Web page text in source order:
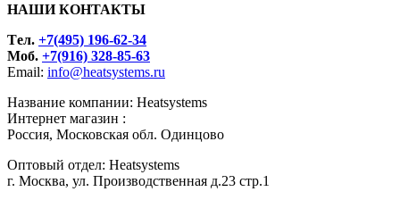
НАШИ КОНТАКТЫ
Tел. +7(495) 196-62-34
Моб. +7(916) 328-85-63
Email: info@heatsystems.ru
Название компании: Heatsystems
Интернет магазин :
Россия, Московская обл. Одинцово
Оптовый отдел: Heatsystems
г. Москва, ул. Производственная д.23 стр.1